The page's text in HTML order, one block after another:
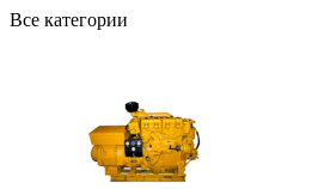
Все категории